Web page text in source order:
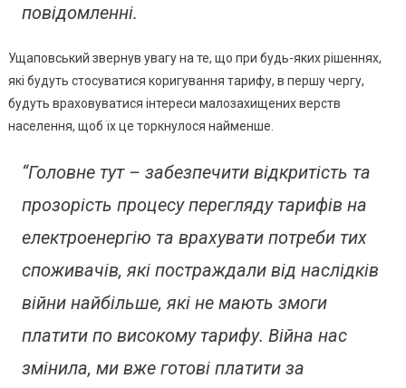
повідомленні.
Ущаповський звернув увагу на те, що при будь-яких рішеннях,
які будуть стосуватися коригування тарифу, в першу чергу,
будуть враховуватися інтереси малозахищених верств
населення, щоб їх це торкнулося найменше.
“Головне тут – забезпечити відкритість та
прозорість процесу перегляду тарифів на
електроенергію та врахувати потреби тих
споживачів, які постраждали від наслідків
війни найбільше, які не мають змоги
платити по високому тарифу. Війна нас
змінила, ми вже готові платити за